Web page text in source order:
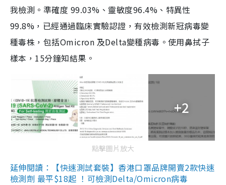
我檢測。準確度 99.03%、靈敏度96.4%、特異性
99.8%，已經通過臨床實驗認證，有效檢測新冠病毒變
種毒株，包括Omicron 及Delta變種病毒。使用鼻拭子
樣本，15分鐘知結果。
+2
點擊圖片放大
延伸閱讀：【快速測試套裝】香港口罩品牌開賣2款快速
檢測劑 最平$18起 ！可檢測Delta/Omicron病毒